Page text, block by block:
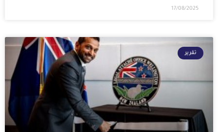
17/08/2025
تقرير